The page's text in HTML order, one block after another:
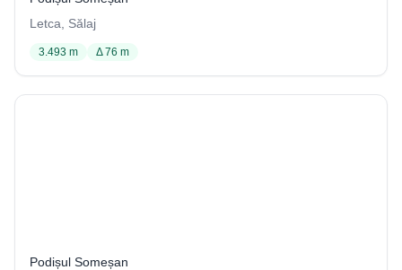
Letca, Sălaj
3.493 m Δ 76 m
Podișul Someșan